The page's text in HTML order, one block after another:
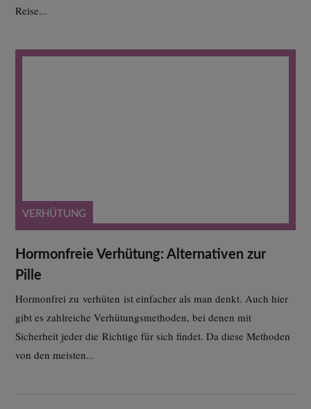
Reise...
VERHÜTUNG
Hormonfreie Verhütung: Alternativen zur
Pille
Hormonfrei zu verhüten ist einfacher als man denkt. Auch hier
gibt es zahlreiche Verhütungsmethoden, bei denen mit
Sicherheit jeder die Richtige für sich findet. Da diese Methoden
von den meisten...